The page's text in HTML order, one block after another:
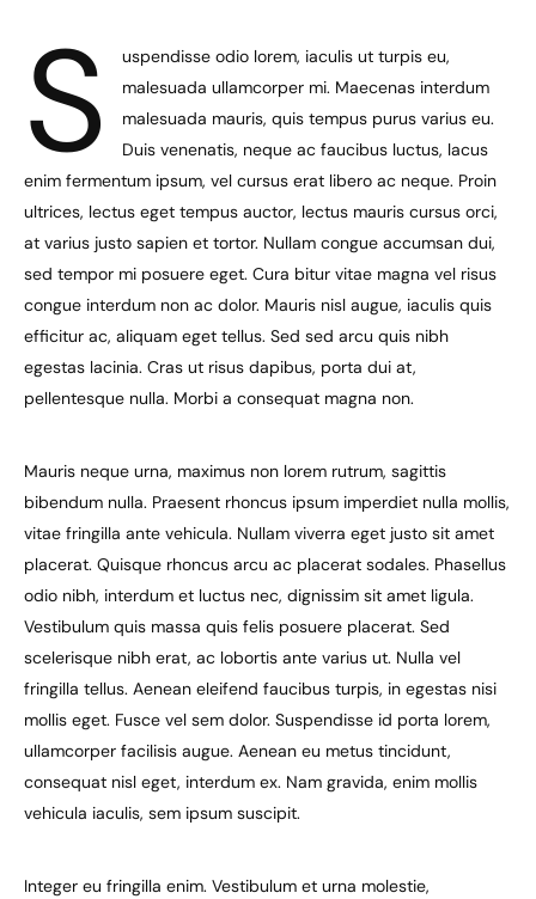
S
uspendisse odio lorem, iaculis ut turpis eu,
malesuada ullamcorper mi. Maecenas interdum
malesuada mauris, quis tempus purus varius eu.
Duis venenatis, neque ac faucibus luctus, lacus
enim fermentum ipsum, vel cursus erat libero ac neque. Proin
ultrices, lectus eget tempus auctor, lectus mauris cursus orci,
at varius justo sapien et tortor. Nullam congue accumsan dui,
sed tempor mi posuere eget. Cura bitur vitae magna vel risus
congue interdum non ac dolor. Mauris nisl augue, iaculis quis
efficitur ac, aliquam eget tellus. Sed sed arcu quis nibh
egestas lacinia. Cras ut risus dapibus, porta dui at,
pellentesque nulla. Morbi a consequat magna non.
Mauris neque urna, maximus non lorem rutrum, sagittis
bibendum nulla. Praesent rhoncus ipsum imperdiet nulla mollis,
vitae fringilla ante vehicula. Nullam viverra eget justo sit amet
placerat. Quisque rhoncus arcu ac placerat sodales. Phasellus
odio nibh, interdum et luctus nec, dignissim sit amet ligula.
Vestibulum quis massa quis felis posuere placerat. Sed
scelerisque nibh erat, ac lobortis ante varius ut. Nulla vel
fringilla tellus. Aenean eleifend faucibus turpis, in egestas nisi
mollis eget. Fusce vel sem dolor. Suspendisse id porta lorem,
ullamcorper facilisis augue. Aenean eu metus tincidunt,
consequat nisl eget, interdum ex. Nam gravida, enim mollis
vehicula iaculis, sem ipsum suscipit.
Integer eu fringilla enim. Vestibulum et urna molestie,